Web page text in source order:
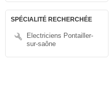
SPÉCIALITÉ RECHERCHÉE
Electriciens Pontailler-
sur-saône